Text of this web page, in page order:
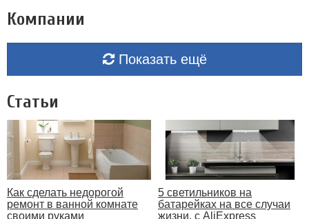
Компании
Показать ещё
Статьи
Как сделать недорогой
ремонт в ванной комнате
своими руками
5 светильников на
батарейках на все случаи
жизни, с AliExpress